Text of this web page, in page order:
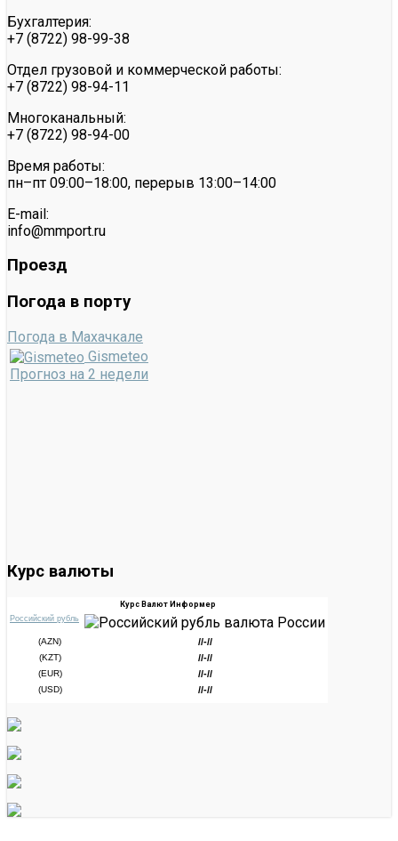
Бухгалтерия:
+7 (8722) 98-99-38
Отдел грузовой и коммерческой работы:
+7 (8722) 98-94-11
Многоканальный:
+7 (8722) 98-94-00
Время работы:
пн–пт 09:00–18:00, перерыв 13:00–14:00
E-mail:
info@mmport.ru
Проезд
Погода в порту
Погода в Махачкале
Gismeteo
Прогноз на 2 недели
Курс валюты
Курс Валют Информер
Российский рубль
(AZN) //-//
(KZT) //-//
(EUR) //-//
(USD) //-//